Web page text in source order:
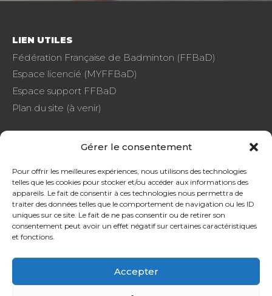
Gérer le consentement
Pour offrir les meilleures expériences, nous utilisons des technologies
telles que les cookies pour stocker et/ou accéder aux informations des
appareils. Le fait de consentir à ces technologies nous permettra de
traiter des données telles que le comportement de navigation ou les ID
uniques sur ce site. Le fait de ne pas consentir ou de retirer son
consentement peut avoir un effet négatif sur certaines caractéristiques
et fonctions.
Accepter
LIEN UTILES
Fédération Française de Badminton (FFBaD)
Espace licencié (MYFFBaD)
Espace support FFBaD
Plan du site (à venir)
FAQ
CGU
Protection de données
SOURDS ET MALENTENDANTS, CONTACTEZ-NOUS !